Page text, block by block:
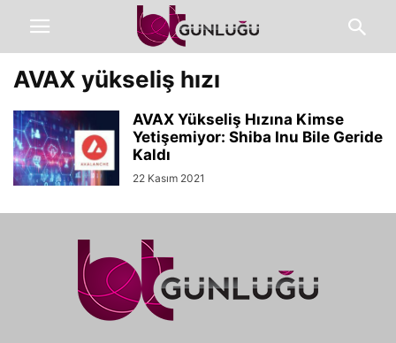
AVAX yükseliş hızı
AVAX Yükseliş Hızına Kimse
Yetişemiyor: Shiba Inu Bile Geride
Kaldı
22 Kasım 2021